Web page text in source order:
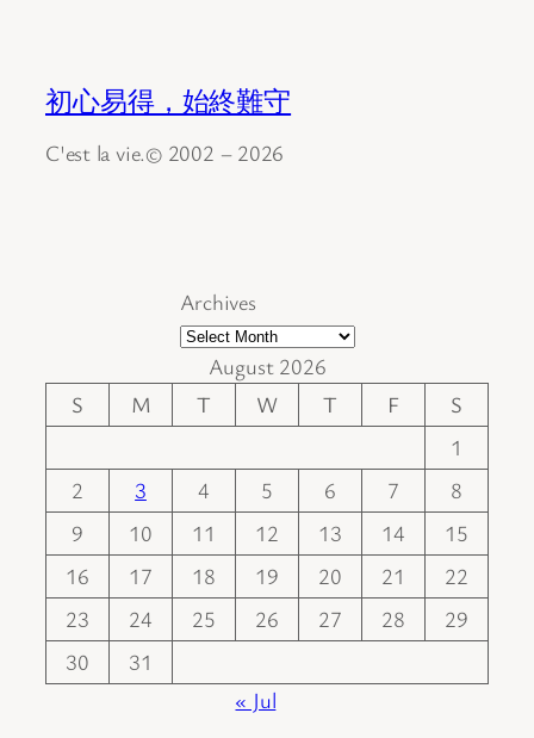
初心易得，始終難守
C'est la vie.© 2002 – 2026
Archives
August 2026
S
M T W T F
S
1
2
3 4 5 6 7
8
9
10 11 12 13 14
15
16
17 18 19 20 21
22
23
24 25 26 27 28
29
30
31
« Jul